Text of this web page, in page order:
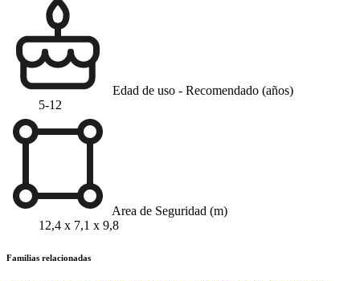
Edad de uso - Recomendado (años)
5-12
Area de Seguridad (m)
12,4 x 7,1 x 9,8
Familias relacionadas